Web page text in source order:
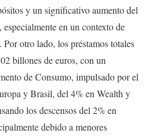
y un significativo aumento del
en un contexto de
Por otro lado, los préstamos totales
billones de euros, con un
de Consumo, impulsado por el
y Brasil, del 4% en Wealth y
los descensos del 2% en
debido a menores